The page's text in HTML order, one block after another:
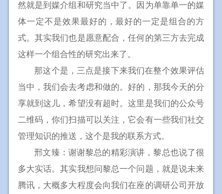
然就是到媒介组和研究当中了。因为单靠单一的媒
体一定不是效果最好的，最好的一定是组合的方
式。其实我们也是愿意配合，任何的第三方去完成
这样一个组合性的研究出来了。
那这个是，三点是接下来我们在整个效果评估
当中，我们会去考虑和做的。好的，那我今天的分
享就到这儿，希望没有超时。这里是我们的公众号
二维码，你们扫描可以关注，它会有一些我们社交
管理知识的推送，这个是我的联系方式。
邢文臻：谢谢黎总的精彩演讲，黎总也说了很
多大实话。其实我想问黎总一个问题，就是说未来
腾讯，大概多大程度会向我们在座的调研公司开放